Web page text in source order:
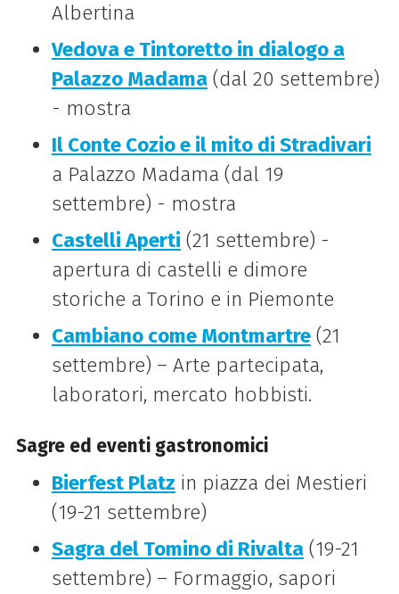
Albertina
Vedova e Tintoretto in dialogo a
Palazzo Madama(dal 20 settembre)
- mostra
Il Conte Cozio e il mito di Stradivari
a Palazzo Madama (dal 19
settembre) - mostra
Castelli Aperti (21 settembre) -
apertura di castelli e dimore
storiche a Torino e in Piemonte
Cambiano come Montmartre(21
settembre) – Arte partecipata,
laboratori, mercato hobbisti.
Sagre ed eventi gastronomici
Bierfest Platz in piazza dei Mestieri
(19-21 settembre)
Sagra del Tomino di Rivalta(19-21
settembre) – Formaggio, sapori